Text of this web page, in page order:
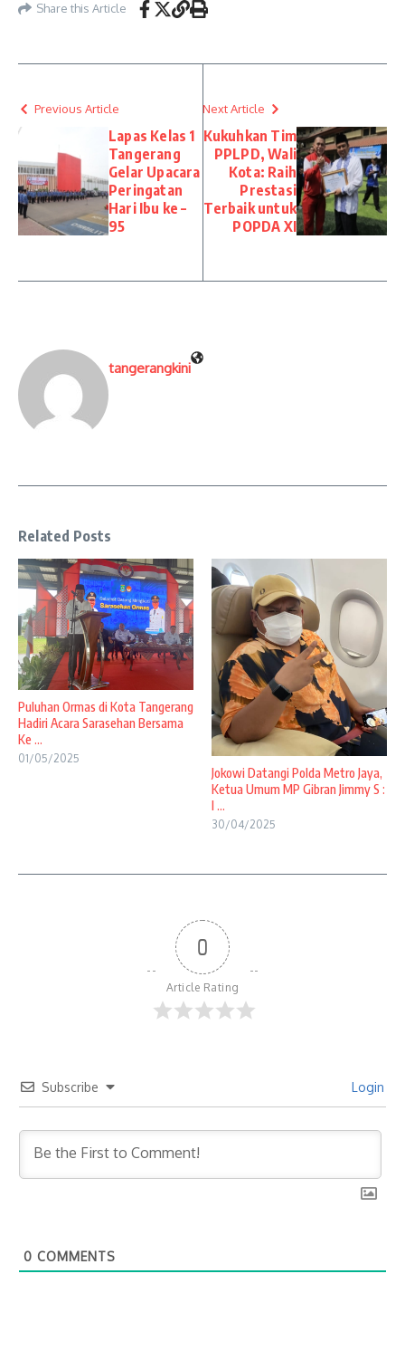
Share this Article
Previous Article
Lapas Kelas 1
Tangerang
Gelar Upacara
Peringatan
Hari Ibu ke –
95
Next Article
Kukuhkan Tim
PPLPD, Wali
Kota: Raih
Prestasi
Terbaik untuk
POPDA XI
tangerangkini
Related Posts
Puluhan Ormas di Kota Tangerang
Hadiri Acara Sarasehan Bersama
Ke ...
01/05/2025
Jokowi Datangi Polda Metro Jaya,
Ketua Umum MP Gibran Jimmy S :
I ...
30/04/2025
0
Article Rating
Subscribe Login
0 COMMENTS